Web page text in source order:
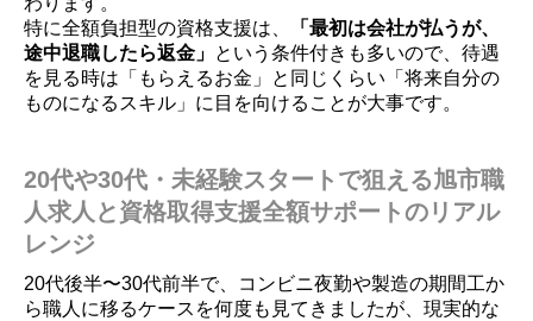
特に全額負担型の資格支援は、
「最初は会社が払うが、
途中退職したら返金」 という条件付きも多いので、待遇
を見る時は「もらえるお金」と同じくらい「将来自分の
ものになるスキル」に目を向けることが大事です。
20代や30代・未経験スタートで狙える旭市職
人求人と資格取得支援全額サポートのリアル
レンジ
20代後半〜30代前半で、コンビニ夜勤や製造の期間工か
ら職人に移るケースを何度も見てきましたが、現実的な